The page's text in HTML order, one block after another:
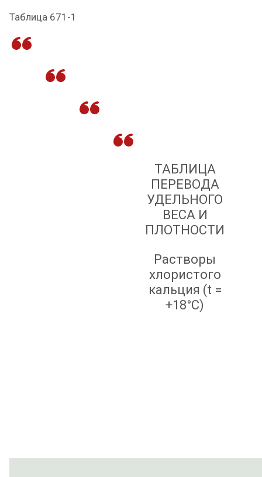
Таблица 671-1
ТАБЛИЦА
ПЕРЕВОДА
УДЕЛЬНОГО
ВЕСА И
ПЛОТНОСТИ
Растворы
хлористого
кальция (t =
+18°C)